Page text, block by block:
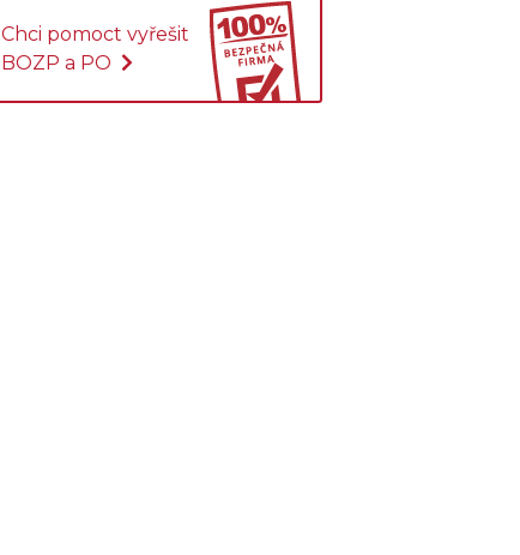
Chci pomoct vyřešit
BOZP a PO